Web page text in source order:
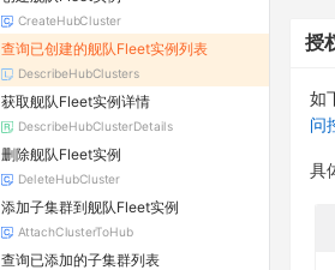
CreateHubCluster
查询已创建的舰队Fleet实例列表
DescribeHubClusters
获取舰队Fleet实例详情
DescribeHubClusterDetails
删除舰队Fleet实例
DeleteHubCluster
添加子集群到舰队Fleet实例
AttachClusterToHub
查询已添加的子集群列表
授
如
问
具